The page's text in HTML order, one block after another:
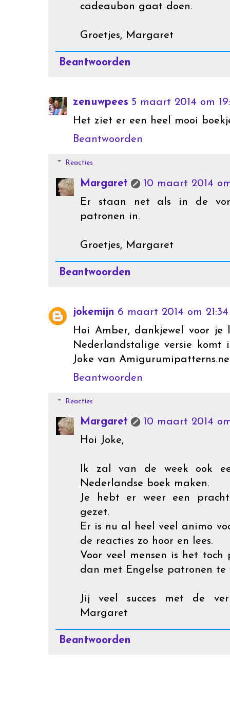
cadeaubon gaat doen.
Groetjes, Margaret
Beantwoorden
zenuwpees 5 maart 2014 om
Het ziet er een heel mooi
Beantwoorden
Reacties
Margaret
10 maart 2014 om
Er staan net als in de
patronen in.
Groetjes, Margaret
Beantwoorden
jokemijn 6 maart 2014 om 21:34
Hoi Amber, dankjewel voor je
Nederlandstalige versie komt
Joke van
Beantwoorden
Reacties
Margaret
10 maart 2014 om
Hoi Joke,
Ik zal van de week ook
Nederlandse boek maken.
Je hebt er weer een
gezet.
Er is nu al heel veel animo
de reacties zo hoor en lees.
Voor veel mensen is het
dan met Engelse patronen te
Jij veel succes met de
Margaret
Beantwoorden